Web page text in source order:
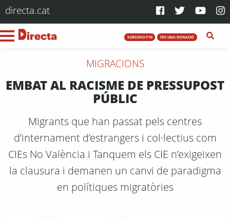
directa.cat
SUBSCRIU-T'HI FES UNA DONACIÓ
MIGRACIONS
EMBAT AL RACISME DE PRESSUPOST
PÚBLIC
Migrants que han passat pels centres
d’internament d’estrangers i col·lectius com
CIEs No València i Tanquem els CIE n’exigeixen
la clausura i demanen un canvi de paradigma
en polítiques migratòries